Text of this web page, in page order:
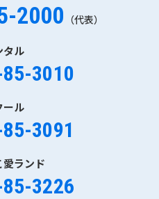
2000 （代表）
タル
3010
ール
3091
愛ランド
3226